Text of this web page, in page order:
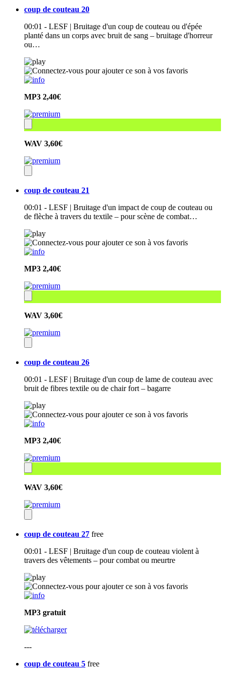
coup de couteau 20
00:01 - LESF | Bruitage d'un coup de couteau ou d'épée
planté dans un corps avec bruit de sang – bruitage d'horreur
ou…
MP3 2,40€
WAV 3,60€
coup de couteau 21
00:01 - LESF | Bruitage d'un impact de coup de couteau ou
de flèche à travers du textile – pour scène de combat…
MP3 2,40€
WAV 3,60€
coup de couteau 26
00:01 - LESF | Bruitage d'un coup de lame de couteau avec
bruit de fibres textile ou de chair fort – bagarre
MP3 2,40€
WAV 3,60€
coup de couteau 27 free
00:01 - LESF | Bruitage d'un coup de couteau violent à
travers des vêtements – pour combat ou meurtre
MP3 gratuit
---
coup de couteau 5 free